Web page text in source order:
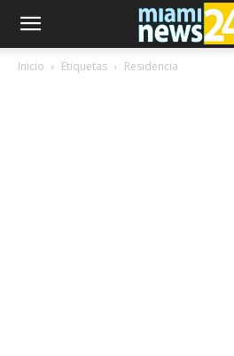
Inicio Etiquetas Residencia